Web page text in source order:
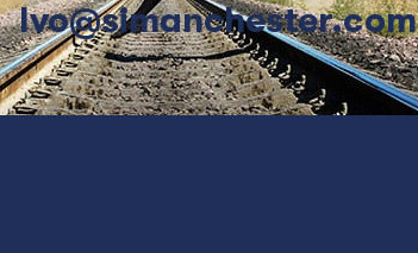
Ivo@simanchester.com